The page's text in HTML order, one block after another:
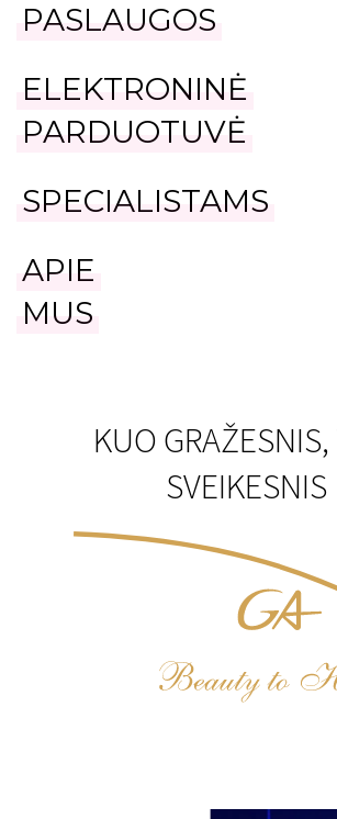
PASLAUGOS
ELEKTRONINĖ
PARDUOTUVĖ
SPECIALISTAMS
APIE
MUS
KUO
SVEIKESNIS